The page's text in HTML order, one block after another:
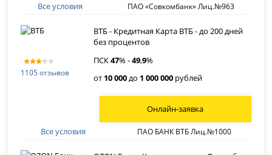
Все условия ПАО «Совкомбанк» Лиц.№963
1105 отзывов
ВТБ - Кредитная Карта ВТБ - до 200 дней
без процентов
ПСК47% -49,9%
от 10 000до 1 000 000 рублей
Все условия ПАО БАНК ВТБ Лиц.№1000
Онлайн-заявка